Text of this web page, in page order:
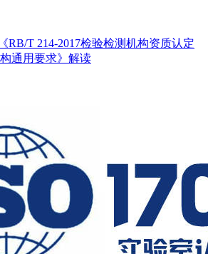
RB/T 214-2017检验检测机构资质认定
通用要求》解读